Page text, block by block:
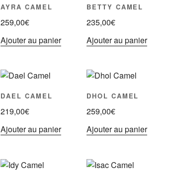
AYRA CAMEL
259,00€
Ajouter au panier
BETTY CAMEL
235,00€
Ajouter au panier
DAEL CAMEL
219,00€
Ajouter au panier
DHOL CAMEL
259,00€
Ajouter au panier